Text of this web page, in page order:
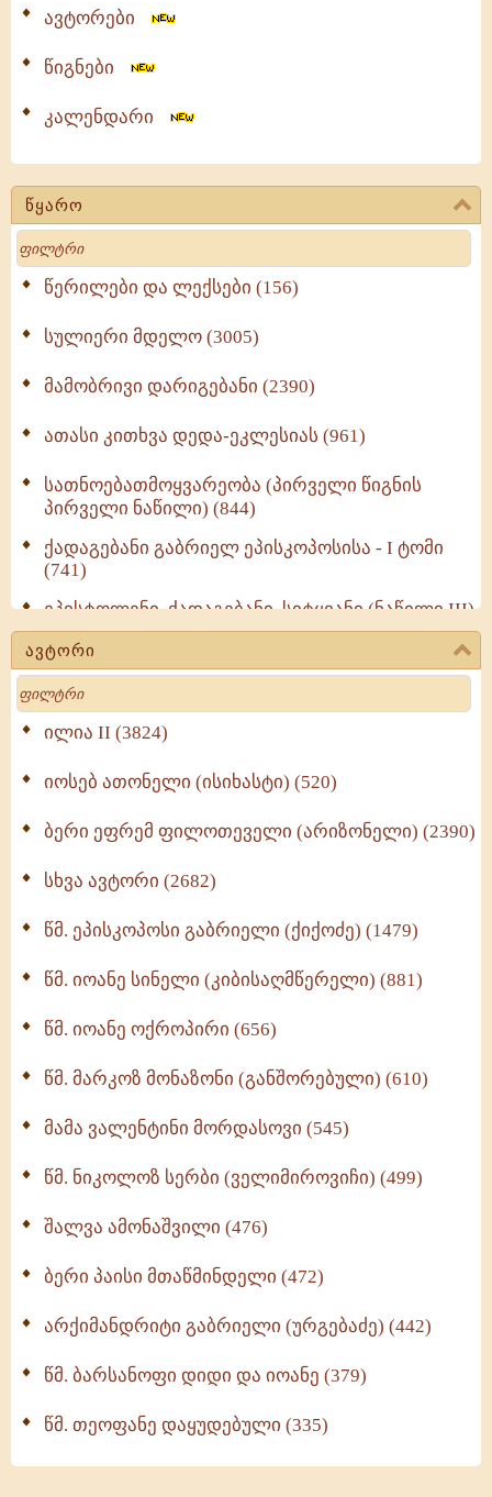
ავტორები
წიგნები
კალენდარი
წყარო
Search
წერილები და ლექსები (156)
სულიერი მდელო (3005)
მამობრივი დარიგებანი (2390)
ათასი კითხვა დედა-ეკლესიას (961)
სათნოებათმოყვარეობა (პირველი წიგნის
პირველი ნაწილი) (844)
ქადაგებანი გაბრიელ ეპისკოპოსისა - I ტომი
(741)
ეპისტოლენი, ქადაგებანი, სიტყვანი (ნაწილი III)
(723)
მოძღვრის ძალზე სასარგებლო რჩევები
მრევლისათვის (545)
Wisdomge (514)
ქადაგებანი გაბრიელ ეპისკოპოსისა - II ტომი
სულიერი ცხოვრების სახელმძღვანელო -
ნაწილი II (369)
ავტორი
Search
ილია II (3824)
იოსებ ათონელი (ისიხასტი) (520)
ბერი ეფრემ ფილოთეველი (არიზონელი) (2390)
სხვა ავტორი (2682)
წმ. ეპისკოპოსი გაბრიელი (ქიქოძე) (1479)
წმ. იოანე სინელი (კიბისაღმწერელი) (881)
წმ. იოანე ოქროპირი (656)
წმ. მარკოზ მონაზონი (განშორებული) (610)
მამა ვალენტინი მორდასოვი (545)
წმ. ნიკოლოზ სერბი (ველიმიროვიჩი) (499)
შალვა ამონაშვილი (476)
ბერი პაისი მთაწმინდელი (472)
არქიმანდრიტი გაბრიელი (ურგებაძე) (442)
წმ. ბარსანოფი დიდი და იოანე (379)
წმ. თეოფანე დაყუდებული (335)